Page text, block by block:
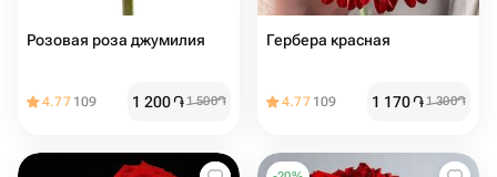
Розовая роза джумилия
4.77 109 1 200֏1 500֏
Гербера красная
4.77 109 1 170֏1 300֏